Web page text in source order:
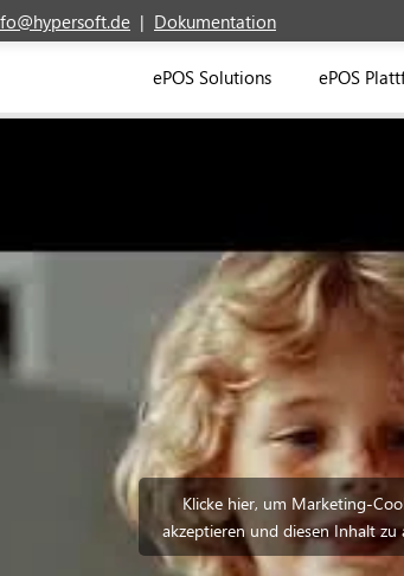
| Dokumentation
ePOS Solutions ePOS
Klicke hier, um Marketing-
akzeptieren und diesen Inhalt zu